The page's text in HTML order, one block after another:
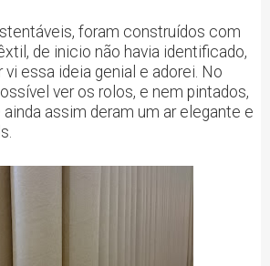
foram construídos com
de inicio não havia identificado,
essa ideia genial e adorei. No
ver os rolos, e nem pintados,
assim deram um ar elegante e